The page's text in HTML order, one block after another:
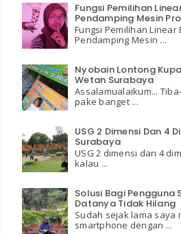
Fungsi Pemilihan
Pendamping Mesin
Fungsi Pemilihan Linear
Pendamping Mesin ...
Nyobain Lontong
Wetan Surabaya
Assalamualaikum...
pake banget ...
USG 2 Dimensi Dan 4
Surabaya
USG 2 dimensi dan 4
kalau ...
Solusi Bagi Pengguna
Datanya Tidak Hilang
Sudah sejak lama saya
smartphone dengan ...